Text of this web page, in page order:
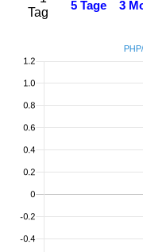
Tag
5 Tage 3